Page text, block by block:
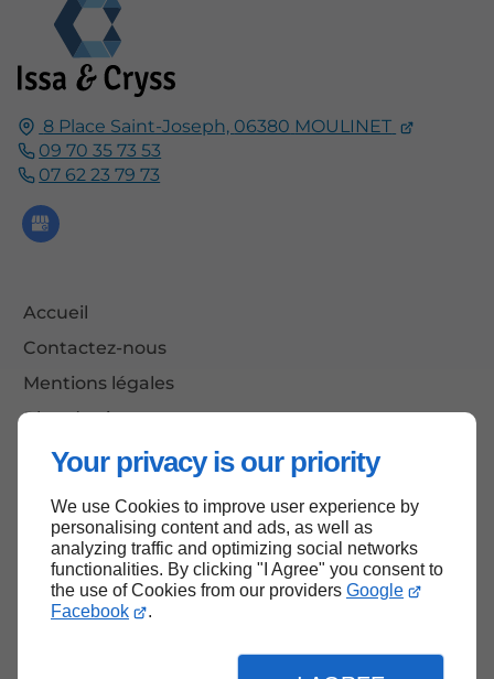
Your privacy is our priority
We use Cookies to improve user experience by
personalising content and ads, as well as
analyzing traffic and optimizing social networks
functionalities. By clicking "I Agree" you consent to
the use of Cookies from our providers Google
Facebook
.
8 Place Saint-Joseph, 06380 MOULINET
09 70 35 73 53
07 62 23 79 73
Accueil
Contactez-nous
Mentions légales
Plan du site
Haut de page